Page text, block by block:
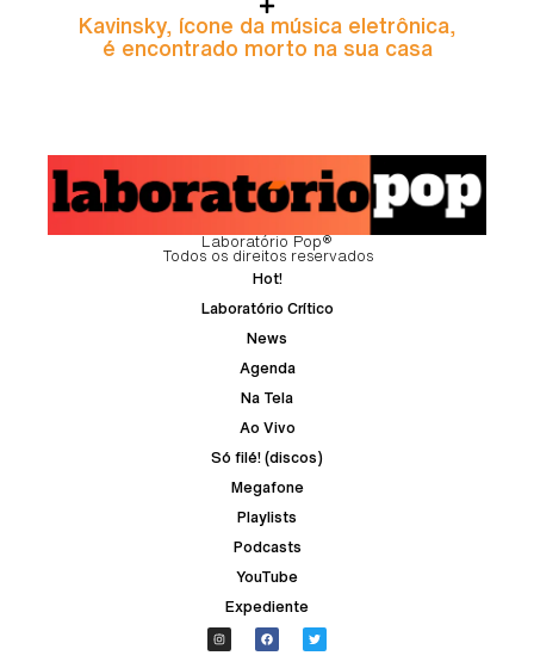
Kavinsky, ícone da música eletrônica,
é encontrado morto na sua casa
Laboratório Pop®
Todos os direitos reservados
Hot!
Laboratório Crítico
News
Agenda
Na Tela
Ao Vivo
Só filé! (discos)
Megafone
Playlists
Podcasts
YouTube
Expediente